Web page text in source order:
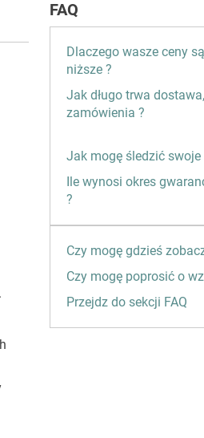
FAQ
Dlaczego wasze ceny
niższe ?
Jak długo trwa
zamówienia ?
Jak mogę śledzić swoje
Ile wynosi okres
?
Czy mogę gdzieś
Czy mogę poprosić o
Przejdz do sekcji FAQ